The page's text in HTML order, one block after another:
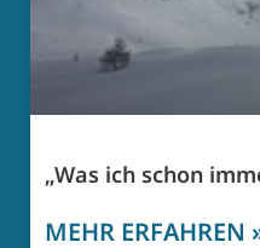
„Was ich schon
MEHR ERFAHREN